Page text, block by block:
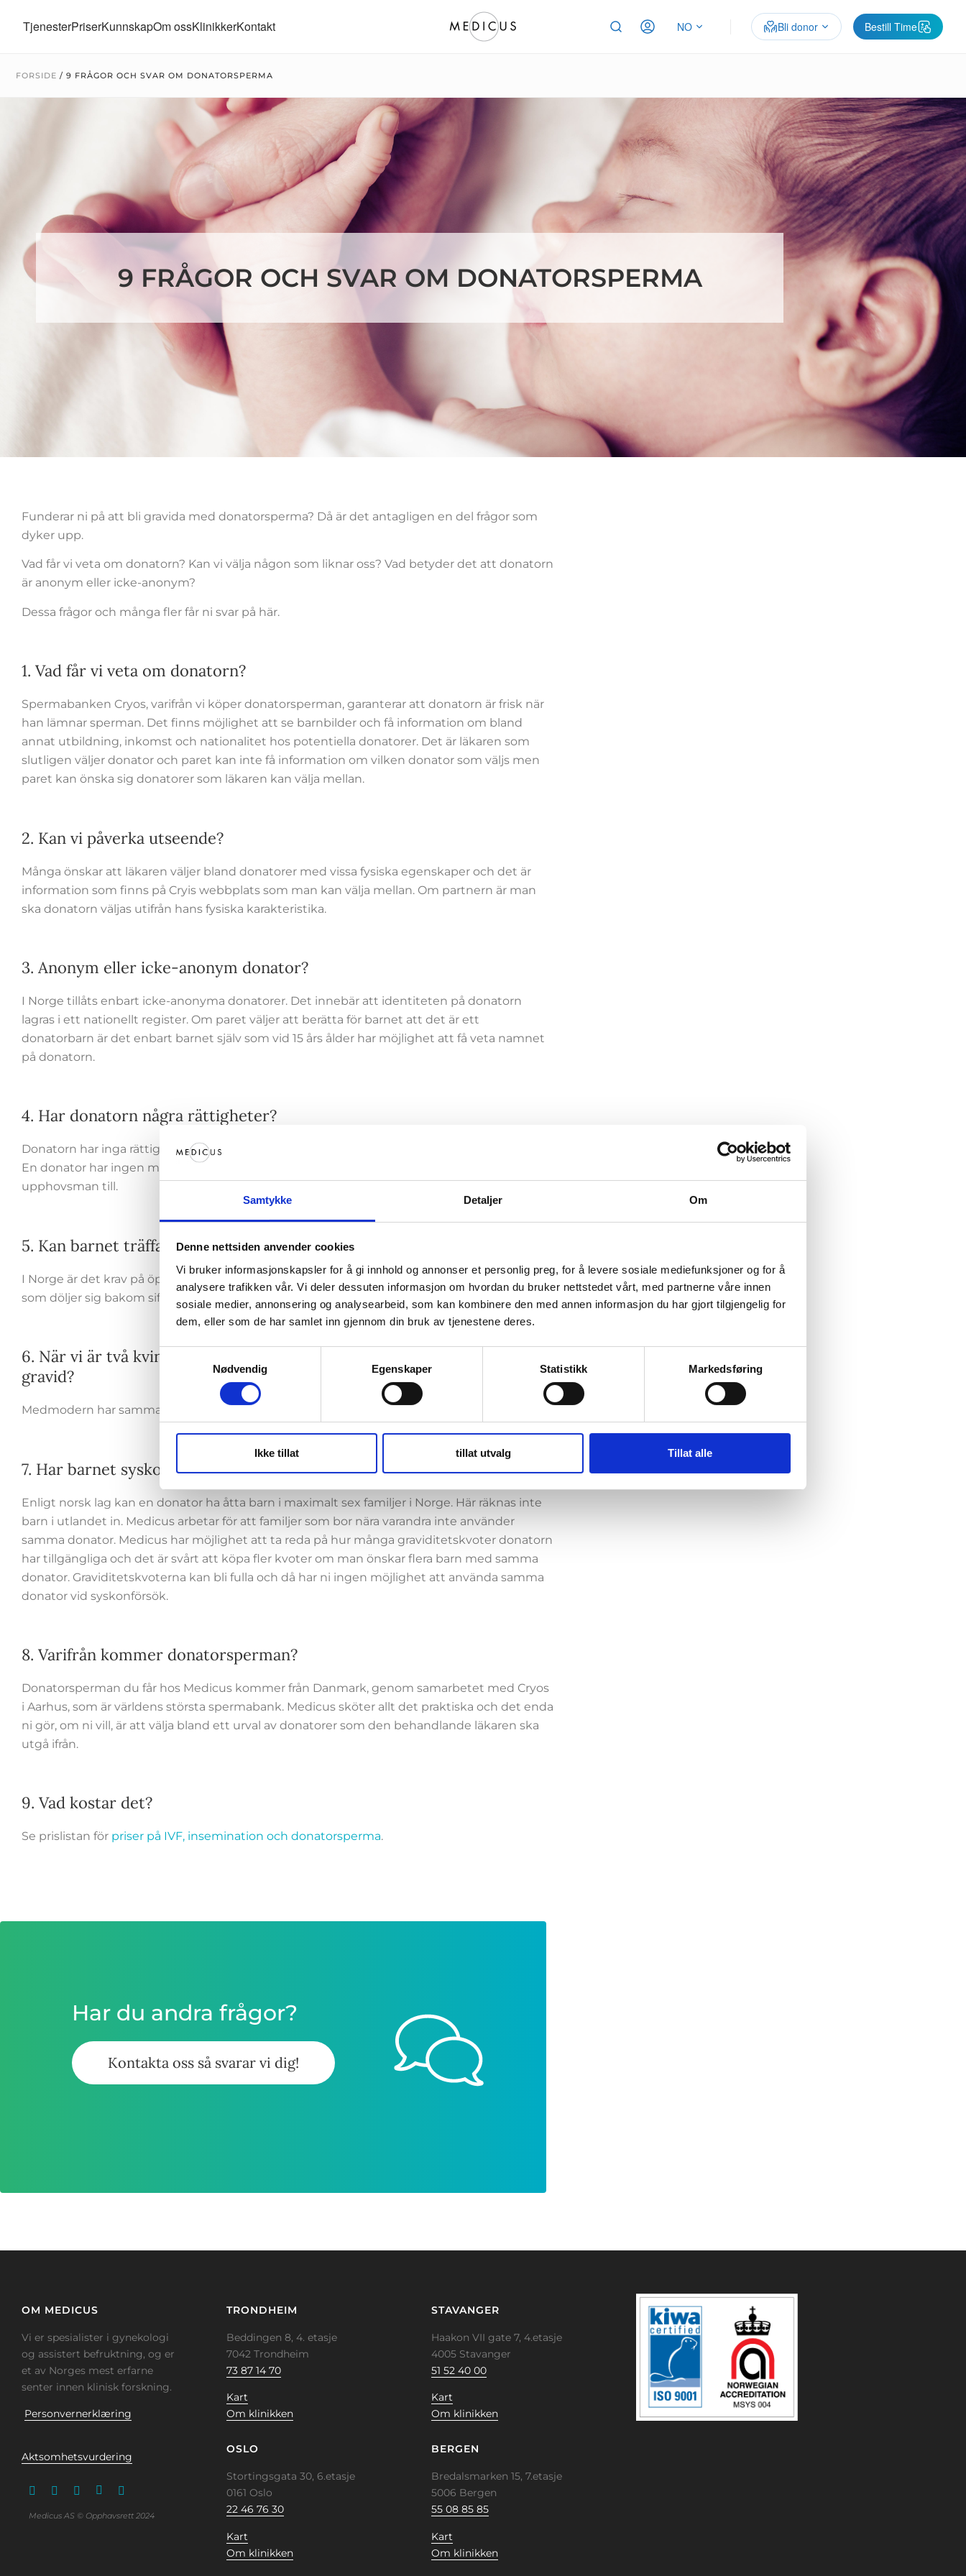
Samtykke Detaljer Om
Denne nettsiden anvender cookies
Vi bruker informasjonskapsler for å gi innhold og annonser et personlig preg, for å levere sosiale mediefunksjoner og for å
analysere trafikken vår. Vi deler dessuten informasjon om hvordan du bruker nettstedet vårt, med partnerne våre innen
sosiale medier, annonsering og analysearbeid, som kan kombinere den med annen informasjon du har gjort tilgjengelig for
dem, eller som de har samlet inn gjennom din bruk av tjenestene deres.
Samtykkevalg
Nødvendig
Egenskaper Statistikk Markedsføring
Ikke tillat tillat utvalg Tillat alle
TjenesterPriserKunnskapOm ossKlinikkerKontakt NO Bli donor Bestill Time
FORSIDE / 9 FRÅGOR OCH SVAR OM DONATORSPERMA
9 FRÅGOR OCH SVAR OM DONATORSPERMA
Funderar ni på att bli gravida med donatorsperma? Då är det antagligen en del frågor som
dyker upp.
Vad får vi veta om donatorn? Kan vi välja någon som liknar oss? Vad betyder det att donatorn
är anonym eller icke-anonym?
Dessa frågor och många fler får ni svar på här.
1. Vad får vi veta om donatorn?
Spermabanken Cryos, varifrån vi köper donatorsperman, garanterar att donatorn är frisk när
han lämnar sperman. Det finns möjlighet att se barnbilder och få information om bland
annat utbildning, inkomst och nationalitet hos potentiella donatorer. Det är läkaren som
slutligen väljer donator och paret kan inte få information om vilken donator som väljs men
paret kan önska sig donatorer som läkaren kan välja mellan.
2. Kan vi påverka utseende?
Många önskar att läkaren väljer bland donatorer med vissa fysiska egenskaper och det är
information som finns på Cryis webbplats som man kan välja mellan. Om partnern är man
ska donatorn väljas utifrån hans fysiska karakteristika.
3. Anonym eller icke-anonym donator?
I Norge tillåts enbart icke-anonyma donatorer. Det innebär att identiteten på donatorn
lagras i ett nationellt register. Om paret väljer att berätta för barnet att det är ett
donatorbarn är det enbart barnet själv som vid 15 års ålder har möjlighet att få veta namnet
på donatorn.
4. Har donatorn några rättigheter?
Donatorn har inga rättigheter gällande barnet även om barnet väljer att få veta identiteten.
En donator har ingen möjlighet att får reda på hur många graviditeter han eventuellt är
upphovsman till.
5. Kan barnet träffa donatorn?
I Norge är det krav på öppen donator, och det är endast barnet som har rätten att veta vem
som döljer sig bakom sifferkoden. Barnet får rättigheterna på sin 15-årsdag.
6. När vi är två kvinnor, vilka rättigheter har mamman som inte var
gravid?
Medmodern har samma juridiska rättigheter till barnet som den biologiska modern.
7. Har barnet syskon? / Kan vi få syskon?
Enligt norsk lag kan en donator ha åtta barn i maximalt sex familjer i Norge. Här räknas inte
barn i utlandet in. Medicus arbetar för att familjer som bor nära varandra inte använder
samma donator. Medicus har möjlighet att ta reda på hur många graviditetskvoter donatorn
har tillgängliga och det är svårt att köpa fler kvoter om man önskar flera barn med samma
donator. Graviditetskvoterna kan bli fulla och då har ni ingen möjlighet att använda samma
donator vid syskonförsök.
8. Varifrån kommer donatorsperman?
Donatorsperman du får hos Medicus kommer från Danmark, genom samarbetet med Cryos
i Aarhus, som är världens största spermabank. Medicus sköter allt det praktiska och det enda
ni gör, om ni vill, är att välja bland ett urval av donatorer som den behandlande läkaren ska
utgå ifrån.
9. Vad kostar det?
Se prislistan för priser på IVF, insemination och donatorsperma.
Har du andra frågor?
Kontakta oss så svarar vi dig!
OM MEDICUS
Vi er spesialister i gynekologi
og assistert befruktning, og er
et av Norges mest erfarne
senter innen klinisk forskning.
Personvernerklæring
Aktsomhetsvurdering
Medicus AS © Opphavsrett 2024
TRONDHEIM
Beddingen 8, 4. etasje
7042 Trondheim
73 87 14 70
Kart
Om klinikken
OSLO
Stortingsgata 30, 6.etasje
0161 Oslo
22 46 76 30
Kart
Om klinikken
STAVANGER
Haakon VII gate 7, 4.etasje
4005 Stavanger
51 52 40 00
Kart
Om klinikken
BERGEN
Bredalsmarken 15, 7.etasje
5006 Bergen
55 08 85 85
Kart
Om klinikken